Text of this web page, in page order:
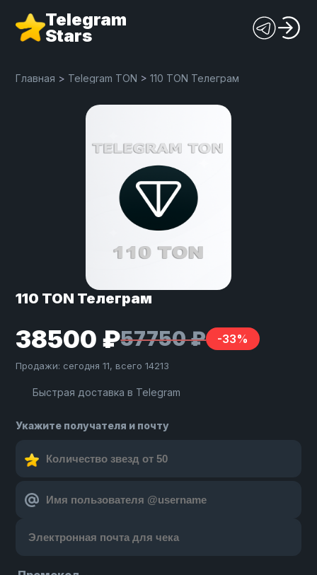
Telegram
Stars
Главная > Telegram TON >110 TON Телеграм
110 TON Телеграм
38500 ₽57750 ₽ -33%
Продажи: сегодня 11, всего 14213
Быстрая доставка в Telegram
Укажите получателя и почту